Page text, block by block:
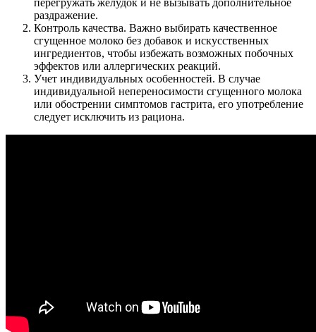
раздражение.
Контроль качества. Важно выбирать качественное
сгущенное молоко без добавок и искусственных
ингредиентов, чтобы избежать возможных побочных
эффектов или аллергических реакций.
Учет индивидуальных особенностей. В случае
индивидуальной непереносимости сгущенного молока
или обострении симптомов гастрита, его употребление
следует исключить из рациона.